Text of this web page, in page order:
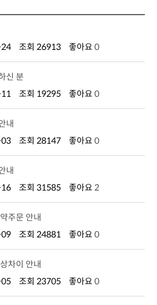
조회 26913 좋아요 0
신 분
조회 19295 좋아요 0
내
조회 28147 좋아요 0
내
조회 31585 좋아요 2
주문 안내
조회 24881 좋아요 0
차이 안내
조회 23705 좋아요 0